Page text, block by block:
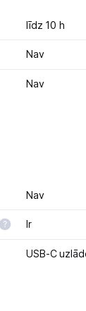
līdz 10 h
Nav
Nav
Nav
Ir
USB-C